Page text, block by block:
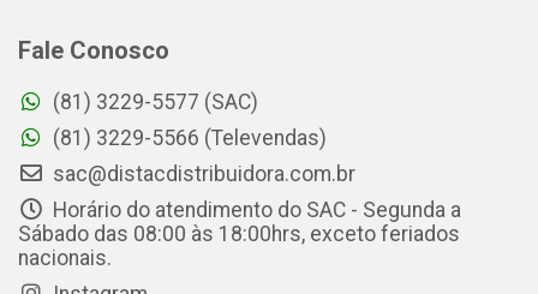
Fale Conosco
(81) 3229-5577 (SAC)
(81) 3229-5566 (Televendas)
sac@distacdistribuidora.com.br
Horário do atendimento do SAC - Segunda a
Sábado das 08:00 às 18:00hrs, exceto feriados
nacionais.